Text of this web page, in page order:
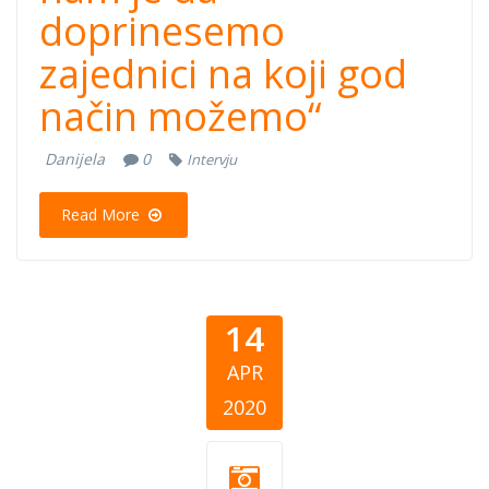
doprinesemo
zajednici na koji god
način možemo“
Danijela 0 Intervju
Read More
14
APR
2020